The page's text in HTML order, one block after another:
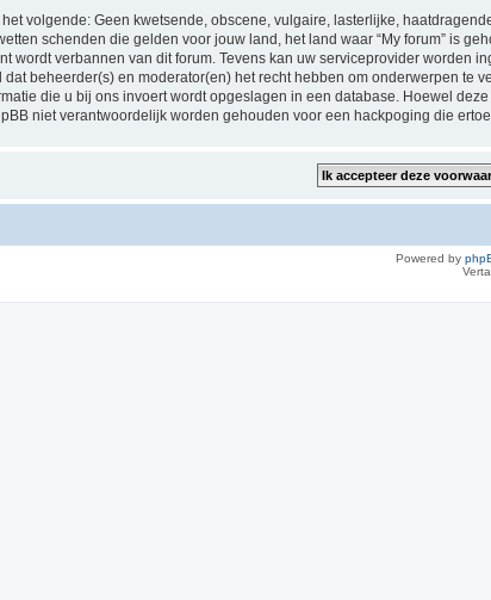
volgende: Geen kwetsende, obscene, vulgaire, lasterlijke,
schenden die gelden voor jouw land, het land waar “My forum” is
wordt verbannen van dit forum. Tevens kan uw serviceprovider worden
dat beheerder(s) en moderator(en) het recht hebben om onderwerpen te
die u bij ons invoert wordt opgeslagen in een database. Hoewel
niet verantwoordelijk worden gehouden voor een hackpoging die
Powered by